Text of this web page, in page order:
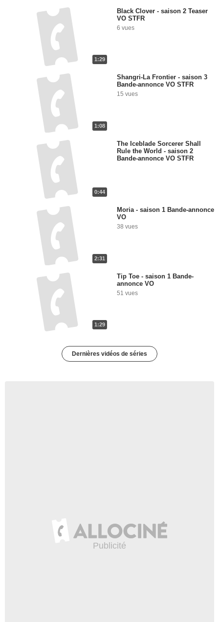
1:29
Black Clover - saison 2 Teaser
VO STFR
6 vues
1:08
Shangri-La Frontier - saison 3
Bande-annonce VO STFR
15 vues
0:44
The Iceblade Sorcerer Shall
Rule the World - saison 2
Bande-annonce VO STFR
2:31
Moria - saison 1 Bande-annonce
VO
38 vues
1:29
Tip Toe - saison 1 Bande-
annonce VO
51 vues
Dernières vidéos de séries